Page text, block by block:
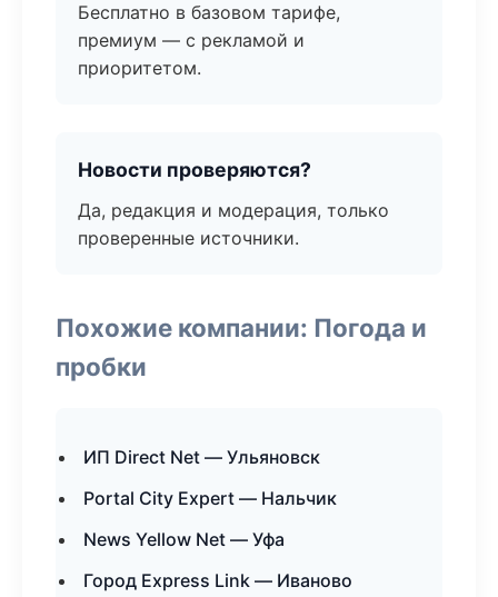
Бесплатно в базовом тарифе,
премиум — с рекламой и
приоритетом.
Новости проверяются?
Да, редакция и модерация, только
проверенные источники.
Похожие компании: Погода и
пробки
ИП Direct Net — Ульяновск
Portal City Expert — Нальчик
News Yellow Net — Уфа
Город Express Link — Иваново